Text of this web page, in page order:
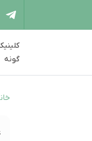
گونه